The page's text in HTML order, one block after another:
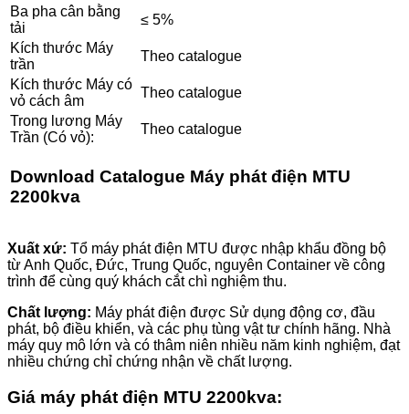
Ba pha cân bằng
tải
≤ 5%
Kích thước Máy
trần
Theo catalogue
Kích thước Máy có
vỏ cách âm
Theo catalogue
Trong lương Máy
Trần (Có vỏ):
Theo catalogue
Download Catalogue Máy phát điện MTU
2200kva
Xuất xứ: Tổ máy phát điện MTU được nhập khẩu đồng bộ
từ Anh Quốc, Đức, Trung Quốc, nguyên Container về công
trình để cùng quý khách cắt chì nghiệm thu.
Chất lượng: Máy phát điện được Sử dụng động cơ, đầu
phát, bộ điều khiển, và các phụ tùng vật tư chính hãng. Nhà
máy quy mô lớn và có thâm niên nhiều năm kinh nghiệm, đạt
nhiều chứng chỉ chứng nhận về chất lượng.
Giá máy phát điện MTU 2200kva: